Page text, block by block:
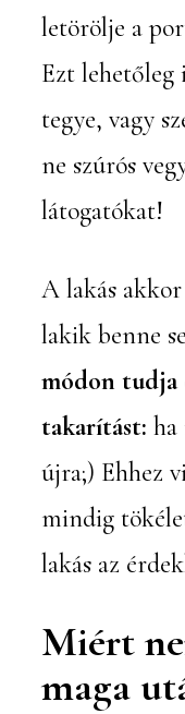
letörölje a
Ezt lehetőleg
tegye, vagy
ne szúrós
látogatókat!
A lakás
lakik benne
módon tudja
takarítást: ha
újra;) Ehhez
mindig
lakás az
Miért
maga